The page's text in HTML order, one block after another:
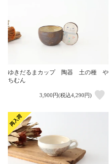
ゆきだるまカップ 陶器 土の種 や
ちむん
3,900円(税込4,290円)